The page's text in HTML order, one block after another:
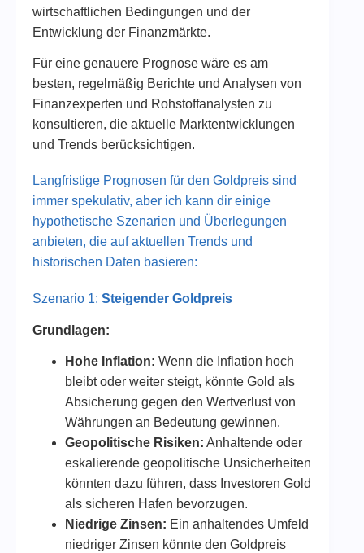
wirtschaftlichen Bedingungen und der
Entwicklung der Finanzmärkte.
Für eine genauere Prognose wäre es am
besten, regelmäßig Berichte und Analysen von
Finanzexperten und Rohstoffanalysten zu
konsultieren, die aktuelle Marktentwicklungen
und Trends berücksichtigen.
Langfristige Prognosen für den Goldpreis sind
immer spekulativ, aber ich kann dir einige
hypothetische Szenarien und Überlegungen
anbieten, die auf aktuellen Trends und
historischen Daten basieren:
Szenario 1: Steigender Goldpreis
Grundlagen:
Hohe Inflation: Wenn die Inflation hoch
bleibt oder weiter steigt, könnte Gold als
Absicherung gegen den Wertverlust von
Währungen an Bedeutung gewinnen.
Geopolitische Risiken: Anhaltende oder
eskalierende geopolitische Unsicherheiten
könnten dazu führen, dass Investoren Gold
als sicheren Hafen bevorzugen.
Niedrige Zinsen: Ein anhaltendes Umfeld
niedriger Zinsen könnte den Goldpreis